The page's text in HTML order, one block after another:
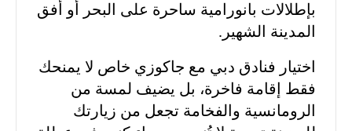
بإطلالات بانورامية ساحرة على البحر أو أفق
المدينة الشهير.
اختيار فنادق دبي مع جاكوزي خاص لا يمنحك
فقط إقامة فاخرة، بل يضيف لمسة من
الرومانسية والفخامة تجعل من زيارتك